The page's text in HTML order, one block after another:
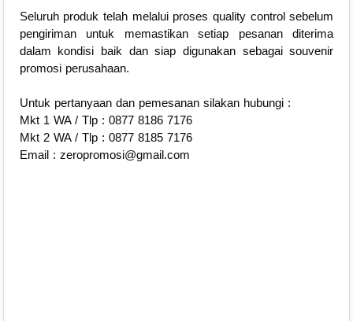
Seluruh produk telah melalui proses quality control sebelum
pengiriman untuk memastikan setiap pesanan diterima
dalam kondisi baik dan siap digunakan sebagai souvenir
promosi perusahaan.
Untuk pertanyaan dan pemesanan silakan hubungi :
Mkt 1 WA / Tlp : 0877 8186 7176
Mkt 2 WA / Tlp : 0877 8185 7176
Email : zeropromosi@gmail.com